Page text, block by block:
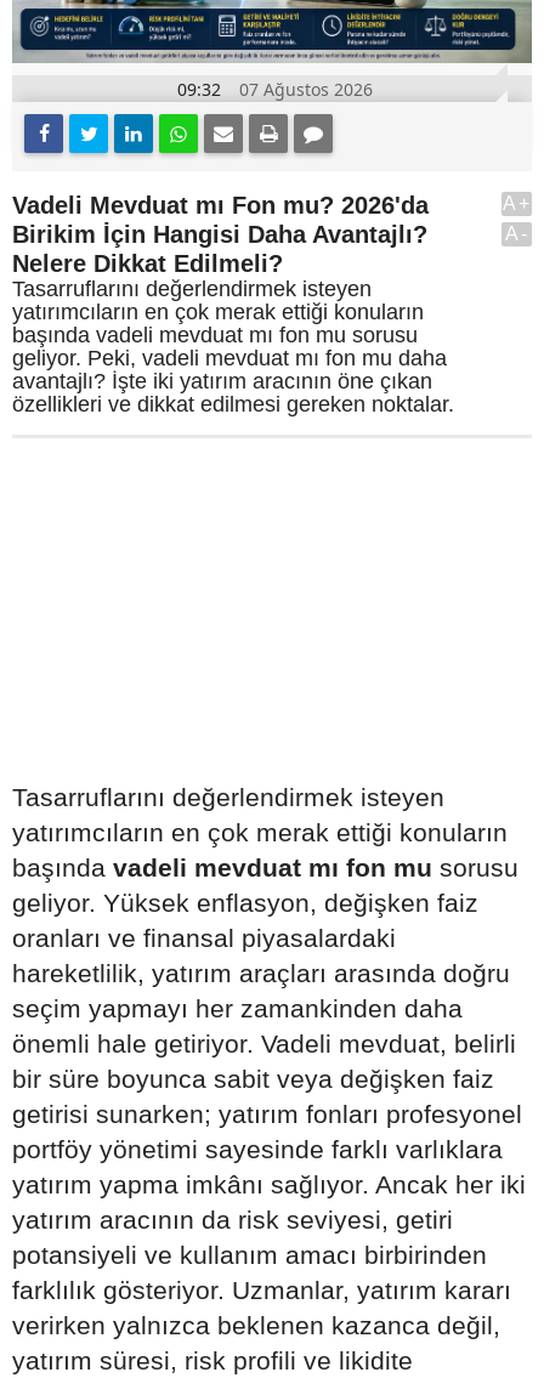
09:32 07 Ağustos 2026
Vadeli Mevduat mı Fon mu? 2026'da
Birikim İçin Hangisi Daha Avantajlı?
Nelere Dikkat Edilmeli?
Tasarruflarını değerlendirmek isteyen
yatırımcıların en çok merak ettiği konuların
başında vadeli mevduat mı fon mu sorusu
geliyor. Peki, vadeli mevduat mı fon mu daha
avantajlı? İşte iki yatırım aracının öne çıkan
özellikleri ve dikkat edilmesi gereken noktalar.
A+
A-
Tasarruflarını değerlendirmek isteyen
yatırımcıların en çok merak ettiği konuların
başında vadeli mevduat mı fon mu sorusu
geliyor. Yüksek enflasyon, değişken faiz
oranları ve finansal piyasalardaki
hareketlilik, yatırım araçları arasında doğru
seçim yapmayı her zamankinden daha
önemli hale getiriyor. Vadeli mevduat, belirli
bir süre boyunca sabit veya değişken faiz
getirisi sunarken; yatırım fonları profesyonel
portföy yönetimi sayesinde farklı varlıklara
yatırım yapma imkânı sağlıyor. Ancak her iki
yatırım aracının da risk seviyesi, getiri
potansiyeli ve kullanım amacı birbirinden
farklılık gösteriyor. Uzmanlar, yatırım kararı
verirken yalnızca beklenen kazanca değil,
yatırım süresi, risk profili ve likidite